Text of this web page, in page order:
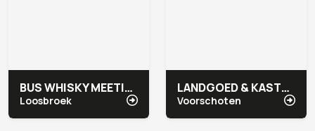
BUS WHISKY MEETING & EVENTS
Loosbroek
LANDGOED & KASTEEL DUIVENVOORDE
Voorschoten